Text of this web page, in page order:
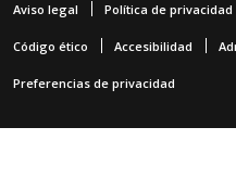
Aviso legal Política de privacidad
Código ético Accesibilidad
Preferencias de privacidad